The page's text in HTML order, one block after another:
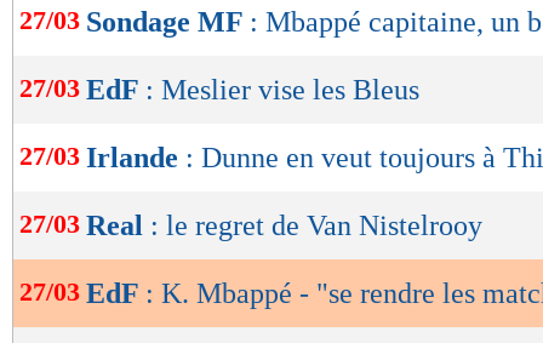
de
OK
27/03 Sondage MF : Mbappé capitaine, un
27/03 EdF : Meslier vise les Bleus
27/03 Irlande : Dunne en veut toujours à
27/03 Real : le regret de Van Nistelrooy
27/03 EdF : K. Mbappé - "se rendre les